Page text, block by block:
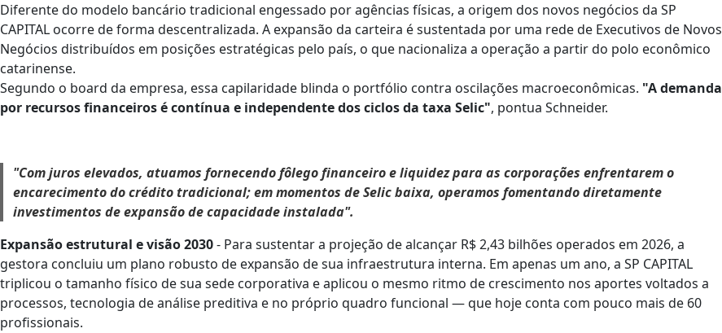
Diferente do modelo bancário tradicional engessado por agências físicas, a origem dos novos negócios da SP
CAPITAL ocorre de forma descentralizada. A expansão da carteira é sustentada por uma rede de Executivos de Novos
Negócios distribuídos em posições estratégicas pelo país, o que nacionaliza a operação a partir do polo econômico
catarinense.
Segundo o board da empresa, essa capilaridade blinda o portfólio contra oscilações macroeconômicas. "A demanda
por recursos financeiros é contínua e independente dos ciclos da taxa Selic", pontua Schneider.
"Com juros elevados, atuamos fornecendo fôlego financeiro e liquidez para as corporações enfrentarem o
encarecimento do crédito tradicional; em momentos de Selic baixa, operamos fomentando diretamente
investimentos de expansão de capacidade instalada".
Expansão estrutural e visão 2030- Para sustentar a projeção de alcançar R$ 2,43 bilhões operados em 2026, a
gestora concluiu um plano robusto de expansão de sua infraestrutura interna. Em apenas um ano, a SP CAPITAL
triplicou o tamanho físico de sua sede corporativa e aplicou o mesmo ritmo de crescimento nos aportes voltados a
processos, tecnologia de análise preditiva e no próprio quadro funcional — que hoje conta com pouco mais de 60
profissionais.